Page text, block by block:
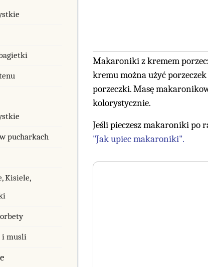
pucharkach
Kisiele,
i musli
Makaroniki z kremem
kremu można użyć
porzeczki. Masę
kolorystycznie.
Jeśli pieczesz makaroniki po
"Jak upiec makaroniki".